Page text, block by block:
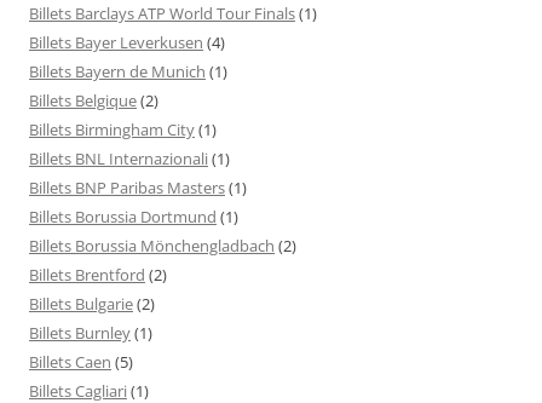
Billets Barclays ATP World Tour Finals(1)
Billets Bayer Leverkusen (4)
Billets Bayern de Munich (1)
Billets Belgique(2)
Billets Birmingham City(1)
Billets BNL Internazionali(1)
Billets BNP Paribas Masters(1)
Billets Borussia Dortmund (1)
Billets Borussia Mönchengladbach (2)
Billets Brentford (2)
Billets Bulgarie(2)
Billets Burnley(1)
Billets Caen (5)
Billets Cagliari(1)